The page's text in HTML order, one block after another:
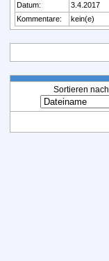
Datum:
3.4.2017
Kommentare:
kein(e)
Sortieren nach